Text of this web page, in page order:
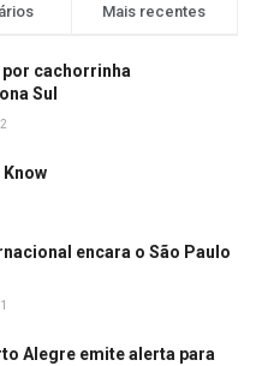
Mais recentes
por cachorrinha
Sul
encara o São Paulo
Alegre emite alerta para